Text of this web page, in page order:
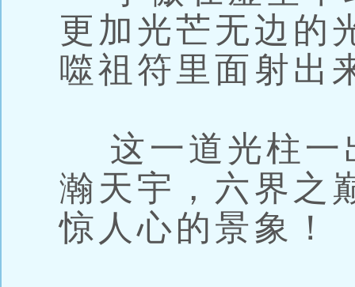
更加光芒无边的
噬祖符里面射出
这一道光柱一
瀚天宇，六界之
惊人心的景象！